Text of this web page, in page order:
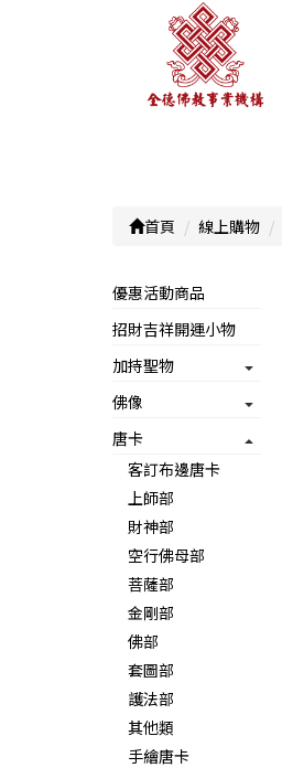
首頁 線上購物
優惠活動商品
招財吉祥開運小物
加持聖物
佛像
唐卡
客訂布邊唐卡
上師部
財神部
空行佛母部
菩薩部
金剛部
佛部
套圖部
護法部
其他類
手繪唐卡